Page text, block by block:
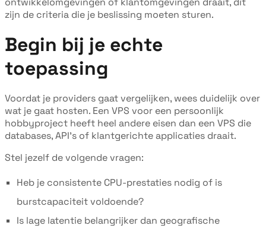
zijn de criteria die je beslissing moeten sturen.
Begin bij je echte
toepassing
Voordat je providers gaat vergelijken, wees duidelijk over
wat je gaat hosten. Een VPS voor een persoonlijk
hobbyproject heeft heel andere eisen dan een VPS die
databases, API's of klantgerichte applicaties draait.
Stel jezelf de volgende vragen:
Heb je consistente CPU-prestaties nodig of is
burstcapaciteit voldoende?
Is lage latentie belangrijker dan geografische